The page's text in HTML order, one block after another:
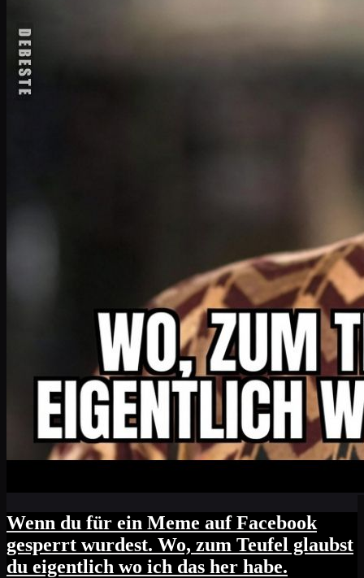
Wenn du für ein Meme auf Facebook
gesperrt wurdest. Wo, zum Teufel glaubst
du eigentlich wo ich das her habe.